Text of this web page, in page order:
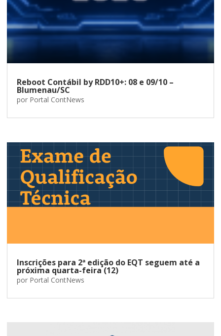
Reboot Contábil by RDD10+: 08 e 09/10 –
Blumenau/SC
por Portal ContNews
Inscrições para 2ª edição do EQT seguem até a
próxima quarta-feira (12)
por Portal ContNews